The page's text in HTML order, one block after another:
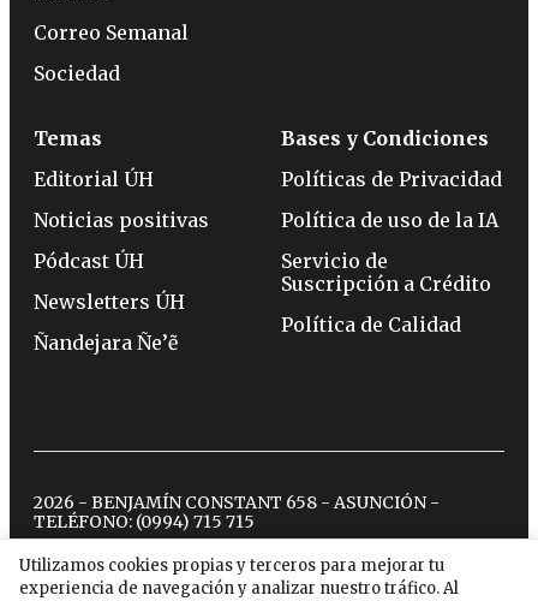
Utilizamos cookies propias y terceros para mejorar tu
experiencia de navegación y analizar nuestro tráfico. Al
Correo Semanal
Sociedad
Temas
Editorial ÚH
Noticias positivas
Pódcast ÚH
Newsletters ÚH
Ñandejara Ñe’ẽ
Bases y Condiciones
Políticas de Privacidad
Política de uso de la IA
Servicio de
Suscripción a Crédito
Política de Calidad
2026 - BENJAMÍN CONSTANT 658 - ASUNCIÓN -
TELÉFONO: (0994) 715 715